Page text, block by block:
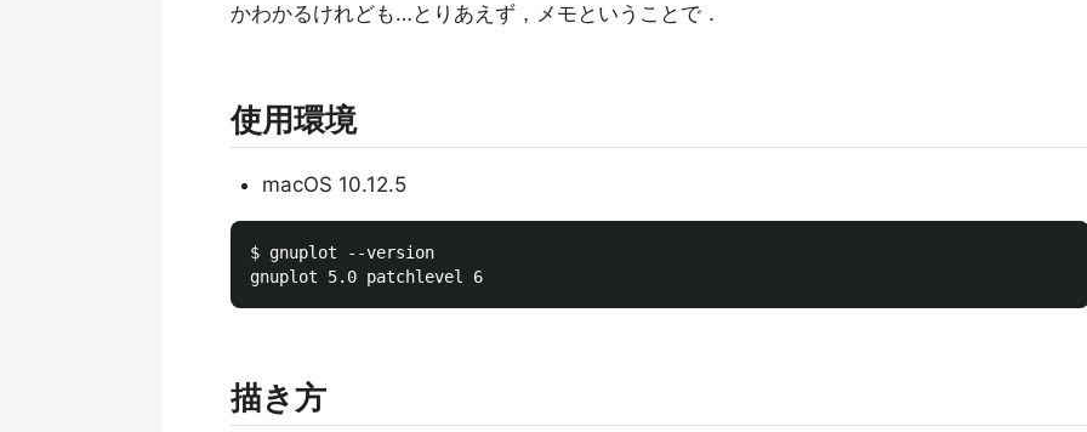
かわかるけれども…とりあえず，メモということで．
使用環境
macOS 10.12.5
$ gnuplot --version
描き方